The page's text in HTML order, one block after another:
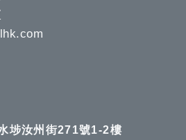
埗汝州街271號1-2樓